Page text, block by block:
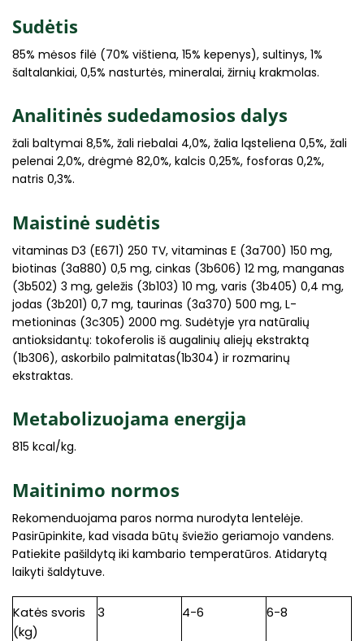
Sudėtis
85% mėsos filė (70% vištiena, 15% kepenys), sultinys, 1%
šaltalankiai, 0,5% nasturtės, mineralai, žirnių krakmolas.
Analitinės sudedamosios dalys
žali baltymai 8,5%, žali riebalai 4,0%, žalia ląsteliena 0,5%, žali
pelenai 2,0%, drėgmė 82,0%, kalcis 0,25%, fosforas 0,2%,
natris 0,3%.
Maistinė sudėtis
vitaminas D3 (E671) 250 TV, vitaminas E (3a700) 150 mg,
biotinas (3a880) 0,5 mg, cinkas (3b606) 12 mg, manganas
(3b502) 3 mg, geležis (3b103) 10 mg, varis (3b405) 0,4 mg,
jodas (3b201) 0,7 mg, taurinas (3a370) 500 mg, L-
metioninas (3c305) 2000 mg. Sudėtyje yra natūralių
antioksidantų: tokoferolis iš augalinių aliejų ekstraktą
(1b306), askorbilo palmitatas(1b304) ir rozmarinų
ekstraktas.
Metabolizuojama energija
815 kcal/kg.
Maitinimo normos
Rekomenduojama paros norma nurodyta lentelėje.
Pasirūpinkite, kad visada būtų šviežio geriamojo vandens.
Patiekite pašildytą iki kambario temperatūros. Atidarytą
laikyti šaldytuve.
Katės svoris
(kg)
3 4-6 6-8